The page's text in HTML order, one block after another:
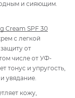
и сияющим.
Сream SPF 30
с легкой
от
числе от УФ-
тонус и упругость,
увядание.
кожу,